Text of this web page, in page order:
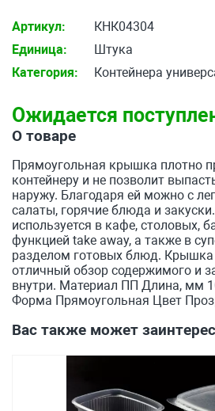
Артикул:
КНК04304
Единица:
Штука
Категория:
Контейнера
Ожидается
О товаре
Прямоугольная крышка плотно
контейнеру и не позволит
наружу. Благодаря ей можно с
салаты, горячие блюда и
используется в кафе, столовых,
функцией take away, а также в
разделом готовых блюд. Крышка
отличный обзор содержимого и
внутри. Материал ПП Длина, мм
Форма Прямоугольная Цвет
Вас также может